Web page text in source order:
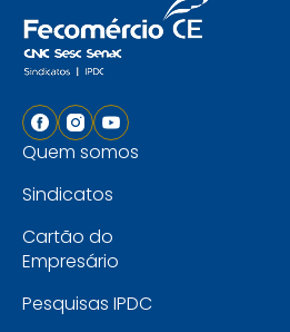
Quem somos
Sindicatos
Cartão do
Empresário
Pesquisas IPDC